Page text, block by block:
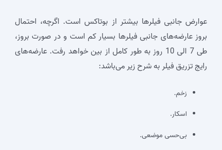
عوارض جانبی فیلرها بیشتر از بوتاکس است. اگرچه، احتمال
بروز عارضه‌های جانبی فیلرها بسیار کم است و در صورت بروز،
طی 7 الی 10 روز به طور کامل از بین خواهد رفت. عارضه‌های
رایج تزریق فیلر به شرح زیر می‌باشد:
زخم.
اسکار.
بی‌حسی موضعی.